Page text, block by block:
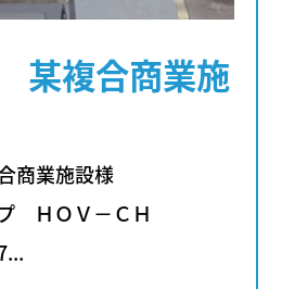
某複合商業施
商業施設様
ＨＯＶ－ＣＨ